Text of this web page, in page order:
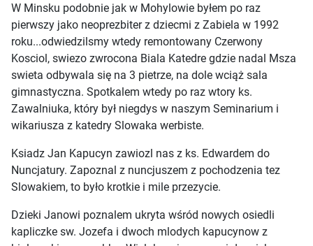
W Minsku podobnie jak w Mohylowie byłem po raz
pierwszy jako neoprezbiter z dziecmi z Zabiela w 1992
roku...odwiedzilsmy wtedy remontowany Czerwony
Kosciol, swiezo zwrocona Biala Katedre gdzie nadal Msza
swieta odbywala się na 3 pietrze, na dole wciąż sala
gimnastyczna. Spotkalem wtedy po raz wtory ks.
Zawalniuka, który był niegdys w naszym Seminarium i
wikariusza z katedry Slowaka werbiste.
Ksiadz Jan Kapucyn zawiozl nas z ks. Edwardem do
Nuncjatury. Zapoznal z nuncjuszem z pochodzenia tez
Slowakiem, to było krotkie i mile przezycie.
Dzieki Janowi poznalem ukryta wśród nowych osiedli
kapliczke sw. Jozefa i dwoch mlodych kapucynow z